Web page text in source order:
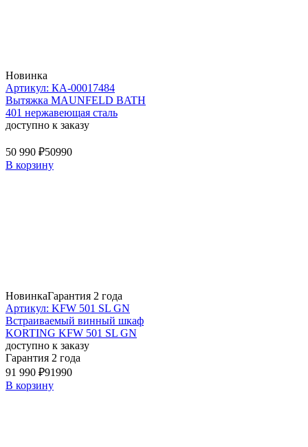
Новинка
Артикул: КА-00017484
Вытяжка MAUNFELD BATH
401 нержавеющая сталь
доступно к заказу
50 990 ₽50990
В корзину
НовинкаГарантия 2 года
Артикул: KFW 501 SL GN
Встраиваемый винный шкаф
KORTING KFW 501 SL GN
доступно к заказу
Гарантия 2 года
91 990 ₽91990
В корзину